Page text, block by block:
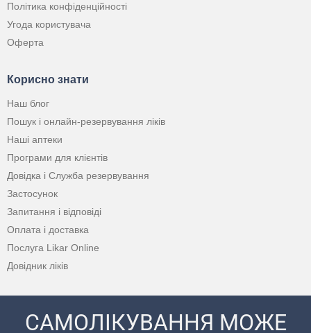
Політика конфіденційності
Угода користувача
Оферта
Корисно знати
Наш блог
Пошук і онлайн-резервування ліків
Наші аптеки
Програми для клієнтів
Довідка і Служба резервування
Застосунок
Запитання і відповіді
Оплата і доставка
Послуга Likar Online
Довідник ліків
САМОЛІКУВАННЯ МОЖЕ